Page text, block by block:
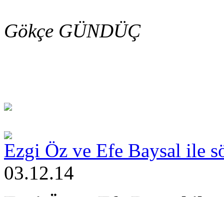
Gökçe GÜNDÜÇ
Ezgi Öz ve Efe Baysal ile
03.12.14